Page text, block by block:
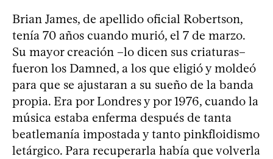
Brian James, de apellido oficial Robertson,
tenía 70 años cuando murió, el 7 de marzo.
Su mayor creación –lo dicen sus criaturas–
fueron los Damned, a los que eligió y moldeó
para que se ajustaran a su sueño de la banda
propia. Era por Londres y por 1976, cuando la
música estaba enferma después de tanta
beatlemanía impostada y tanto pinkfloidismo
letárgico. Para recuperarla había que volverla